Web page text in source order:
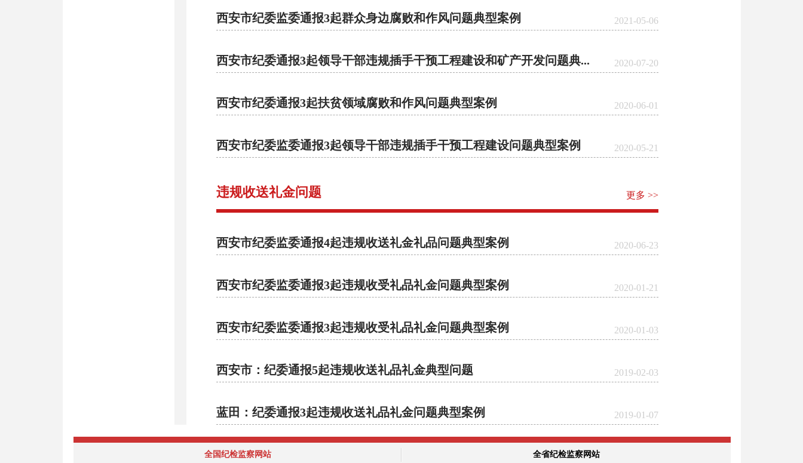
西安市纪委监委通报3起群众身边腐败和作风问题典型案例 2021-05-06
西安市纪委通报3起领导干部违规插手干预工程建设和矿产开发问题典... 2020-07-20
西安市纪委通报3起扶贫领域腐败和作风问题典型案例 2020-06-01
西安市纪委监委通报3起领导干部违规插手干预工程建设问题典型案例 2020-05-21
违规收送礼金问题 更多 >>
西安市纪委监委通报4起违规收送礼金礼品问题典型案例 2020-06-23
西安市纪委监委通报3起违规收受礼品礼金问题典型案例 2020-01-21
西安市纪委监委通报3起违规收受礼品礼金问题典型案例 2020-01-03
西安市：纪委通报5起违规收送礼品礼金典型问题 2019-02-03
蓝田：纪委通报3起违规收送礼品礼金问题典型案例 2019-01-07
全国纪检监察网站 全省纪检监察网站